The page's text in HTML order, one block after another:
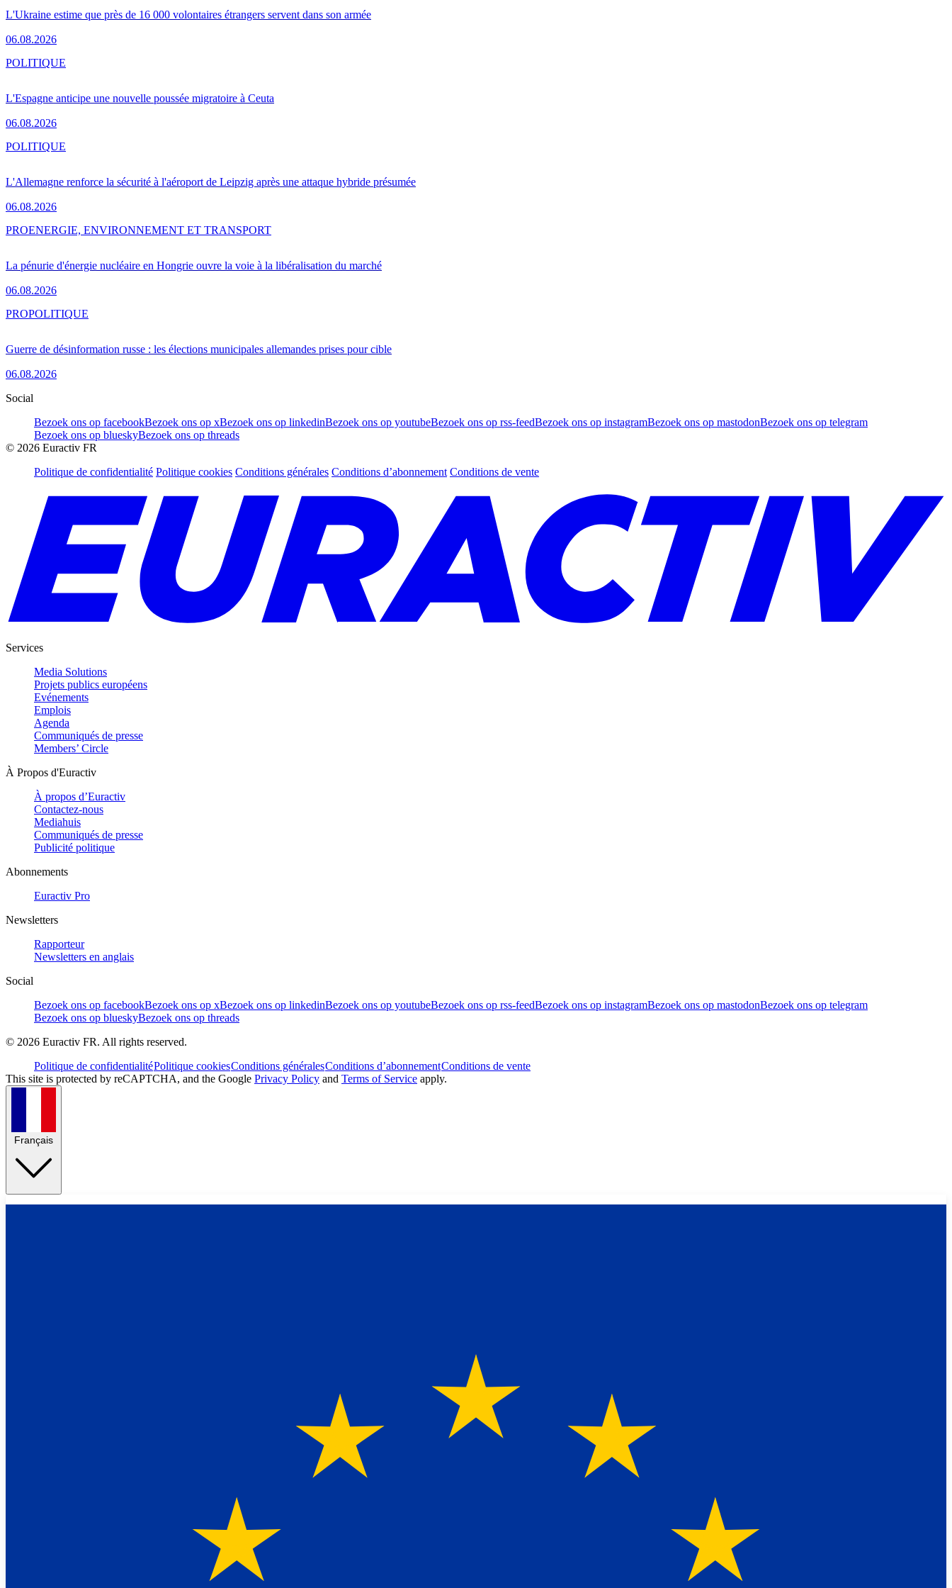
L'Ukraine estime que près de 16 000 volontaires étrangers servent dans son armée
06.08.2026
L'Espagne anticipe une nouvelle poussée migratoire à Ceuta
06.08.2026
POLITIQUE
L'Allemagne renforce la sécurité à l'aéroport de Leipzig après une attaque hybride présumée
06.08.2026
POLITIQUE
La pénurie d'énergie nucléaire en Hongrie ouvre la voie à la libéralisation du marché
06.08.2026
PROENERGIE, ENVIRONNEMENT ET TRANSPORT
Guerre de désinformation russe : les élections municipales allemandes prises pour cible
06.08.2026
PROPOLITIQUE
Social
Bezoek ons op facebookBezoek ons op xBezoek ons op linkedinBezoek ons op youtubeBezoek ons op rss-feedBezoek ons op instagramBezoek ons op mastodonBezoek ons op telegram
Bezoek ons op blueskyBezoek ons op threads
© 2026 Euractiv FR
Politique de confidentialité Politique cookies Conditions générales Conditions d’abonnement Conditions de vente
Services
Media Solutions
Projets publics européens
Evénements
Emplois
Agenda
Communiqués de presse
Members’ Circle
À Propos d'Euractiv
À propos d’Euractiv
Contactez-nous
Mediahuis
Communiqués de presse
Publicité politique
Abonnements
Euractiv Pro
Newsletters
Rapporteur
Newsletters en anglais
Social
Bezoek ons op facebookBezoek ons op xBezoek ons op linkedinBezoek ons op youtubeBezoek ons op rss-feedBezoek ons op instagramBezoek ons op mastodonBezoek ons op telegram
Bezoek ons op blueskyBezoek ons op threads
© 2026 Euractiv FR. All rights reserved.
Politique de confidentialitéPolitique cookiesConditions généralesConditions d’abonnementConditions de vente
This site is protected by reCAPTCHA, and the Google Privacy Policy and Terms of Service apply.
Français